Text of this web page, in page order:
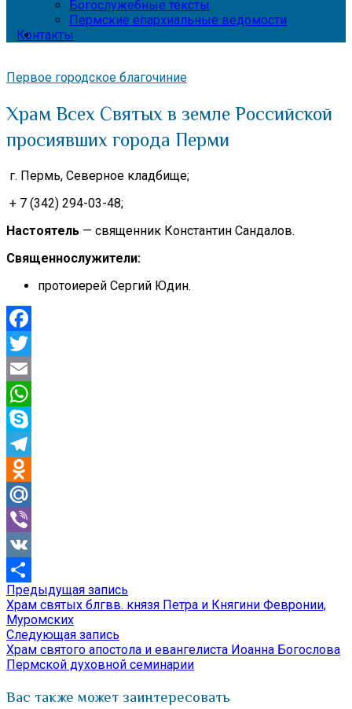
Богослужебные тексты
Пермские епархиальные ведомости
Контакты
Первое городское благочиние
Храм Всех Святых в земле Российской
просиявших города Перми
г. Пермь, Северное кладбище;
+ 7 (342) 294-03-48;
Настоятель — священник Константин Сандалов.
Священнослужители:
протоиерей Сергий Юдин.
Facebook
Twitter
Email
WhatsApp
Skype
Telegram
Odnoklassniki
Mail.Ru
Viber
VK
Отправить
Навигация
по
записям
Предыдущая запись
запись:
Храм святых блгвв. князя Петра и Княгини Февронии,
Муромских
Следующая запись
запись:
Храм святого апостола и евангелиста Иоанна Богослова
Пермской духовной семинарии
Вас также может заинтересовать